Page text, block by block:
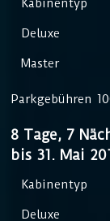
Kabinentyp
Deluxe
Master
Parkgebühren
8 Tage, 7
bis 31. Mai
Kabinentyp
Deluxe